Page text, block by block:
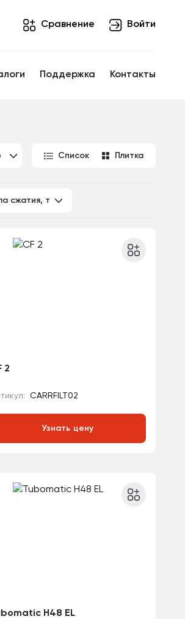
Cравнение Войти
Поддержка Контакты
Список Плитка
сжатия, т
2
CARRFILT02
Узнать цену
H48 EL